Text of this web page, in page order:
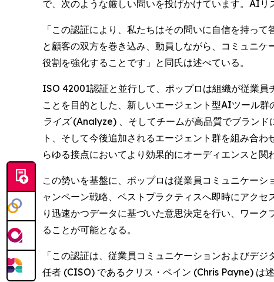
で、次のような厳しい問いを投げかけています。AI
「この認証により、私たちはその問いに自信を持っ
と顧客の双方を巻き込み、動員しながら、コミュニ
役割を強化することです」と同氏は述べている。
ISO 42001認証と並行して、ポップロは組織が従業
ことを目的とした、新しいエージェント型AIツール
ライズ (Analyze) 、そしてチームが高品質でブラン
ト、そして今後追加されるエージェント群を組み合
らゆる接点においてより効果的にオーディエンスと関
この勢いを基盤に、ポップロは従業員コミュニケー
ャンペーン戦略、ベストプラクティスへ即時にアク
り迅速かつデータに基づいた意思決定を行い、ワー
ることが可能となる。
「この認証は、従業員コミュニケーションおよびデ
任者 (CISO) であるクリス・ペイン (Chris Payne) は